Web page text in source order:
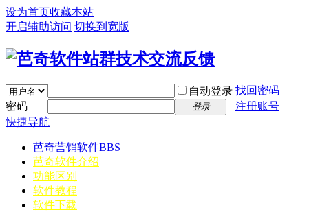
设为首页收藏本站
开启辅助访问 切换到宽版
自动登录 找回密码
密码
登录
注册账号
快捷导航
芭奇营销软件BBS
芭奇软件介绍
功能区别
软件教程
软件下载